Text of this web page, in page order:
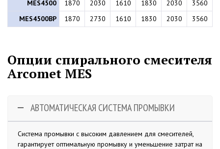
MES4500
1870 2030 1610 1830 2030
3560
MES4500BP
1870 2730 1610 1830 2030 3560
Опции спирального смесителя
Arcomet MES
АВТОМАТИЧЕСКАЯ СИСТЕМА ПРОМЫВКИ
Система промывки с высоким давлением для смесителей,
гарантирует оптимальную промывку и уменьшение затрат на